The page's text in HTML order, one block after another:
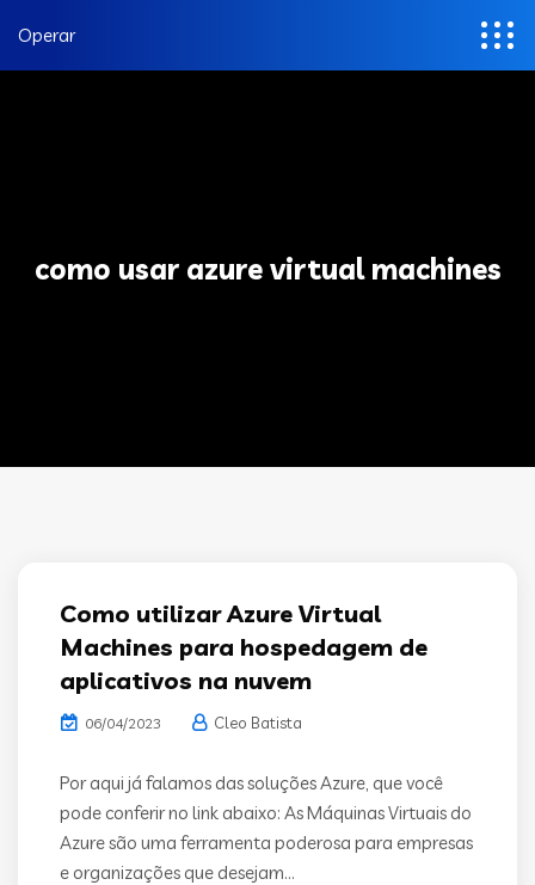
Operar
como usar azure virtual machines
Como utilizar Azure Virtual
Machines para hospedagem de
aplicativos na nuvem
06/04/2023 Cleo Batista
Por aqui já falamos das soluções Azure, que você
pode conferir no link abaixo: As Máquinas Virtuais do
Azure são uma ferramenta poderosa para empresas
e organizações que desejam...